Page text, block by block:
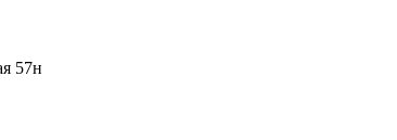
57н